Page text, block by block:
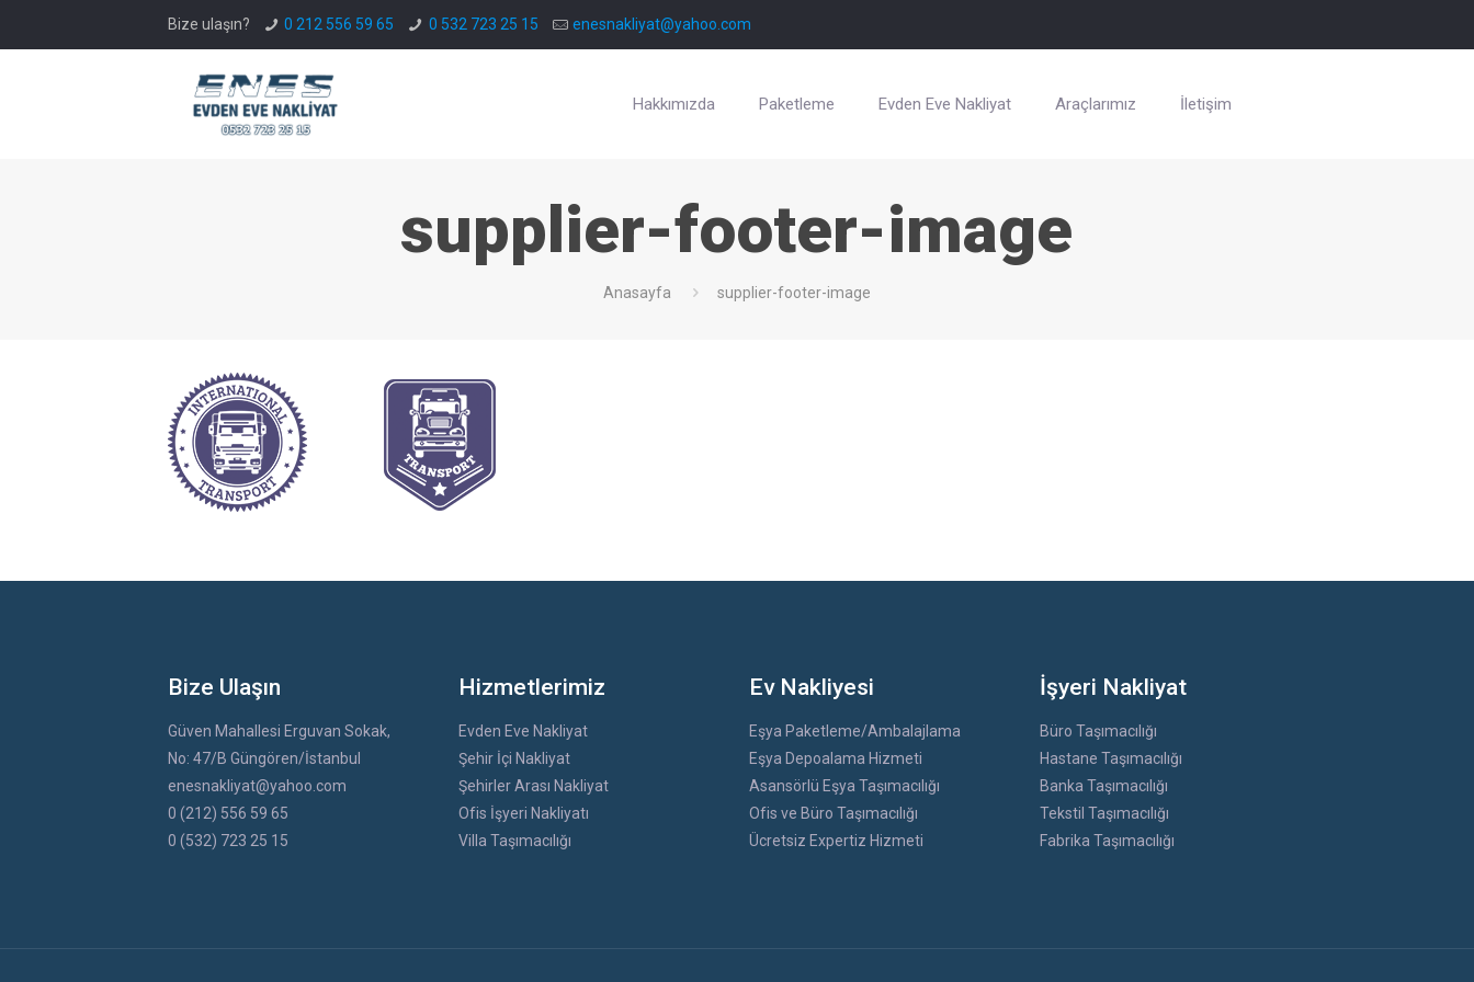
Bize ulaşın? 0 212 556 59 65 0 532 723 25 15 enesnakliyat@yahoo.com
Hakkımızda Paketleme Evden Eve Nakliyat Araçlarımız İletişim
supplier-footer-image
Anasayfa supplier-footer-image
Bize Ulaşın
Güven Mahallesi Erguvan Sokak,
No: 47/B Güngören/İstanbul
enesnakliyat@yahoo.com
0 (212) 556 59 65
0 (532) 723 25 15
Hizmetlerimiz
Evden Eve Nakliyat
Şehir İçi Nakliyat
Şehirler Arası Nakliyat
Ofis İşyeri Nakliyatı
Villa Taşımacılığı
Ev Nakliyesi
Eşya Paketleme/Ambalajlama
Eşya Depoalama Hizmeti
Asansörlü Eşya Taşımacılığı
Ofis ve Büro Taşımacılığı
Ücretsiz Expertiz Hizmeti
İşyeri Nakliyat
Büro Taşımacılığı
Hastane Taşımacılığı
Banka Taşımacılığı
Tekstil Taşımacılığı
Fabrika Taşımacılığı